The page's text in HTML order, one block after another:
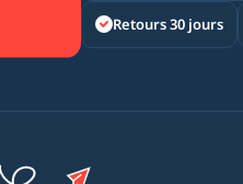
Retours 30 jours